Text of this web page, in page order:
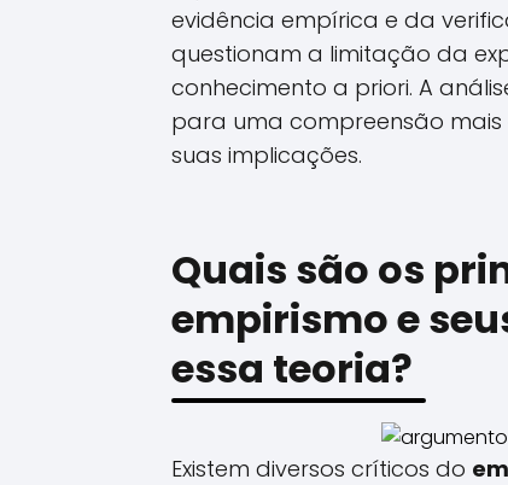
evidência empírica e da
questionam a limitação da
conhecimento a priori. A
para uma compreensão
suas implicações.
Quais são os
empirismo e
essa teoria?
Existem diversos críticos do